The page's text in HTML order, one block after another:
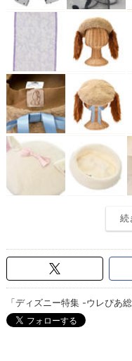
続
「ディズニー特集 -ウレぴあ